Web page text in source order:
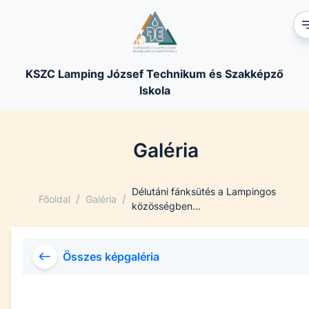
KSZC Lamping József Technikum és Szakképző
Iskola
Galéria
Főoldal / Galéria /
Délutáni fánksütés a Lampingos
közösségben...
Összes képgaléria